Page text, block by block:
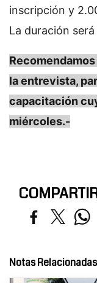
inscripción y
La duración
la entrevista,
capacitación
miércoles.-
Notas Relacionadas